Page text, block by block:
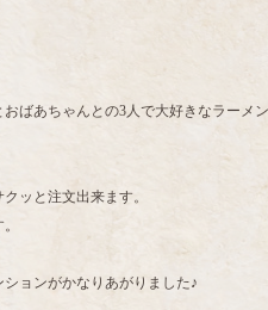
ばあちゃんとの3人で大好きなラーメ
ッと注文出来ます。
ョンがかなりあがりました♪